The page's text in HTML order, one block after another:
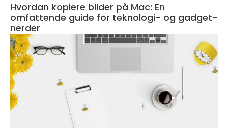
Hvordan kopiere bilder på Mac: En
omfattende guide for teknologi- og gadget-
nerder